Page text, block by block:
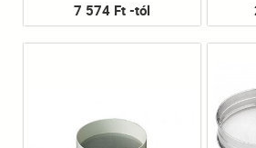
7 574 Ft -tól